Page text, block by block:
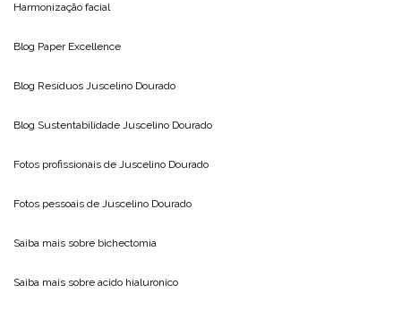
Harmonização facial
Blog Paper Excellence
Blog Resíduos Juscelino Dourado
Blog Sustentabilidade Juscelino Dourado
Fotos profissionais de Juscelino Dourado
Fotos pessoais de Juscelino Dourado
Saiba mais sobre bichectomia
Saiba mais sobre acido hialuronico